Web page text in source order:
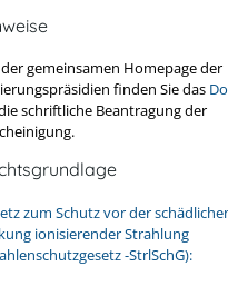
gemeinsamen Homepage der
finden Sie das
schriftliche Beantragung der
zum Schutz vor der
ionisierender Strahlung
-StrlSchG):